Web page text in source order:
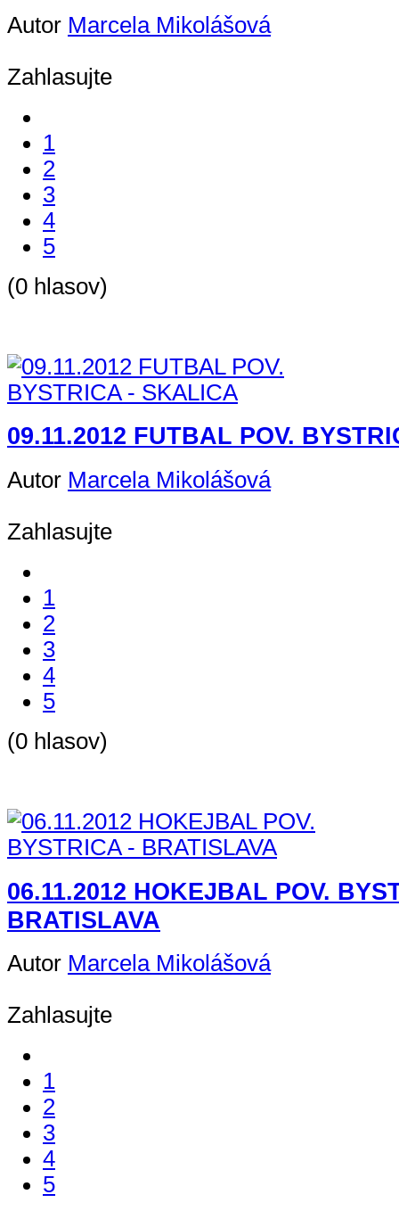
Autor Marcela Mikolášová
Zahlasujte
1
2
3
4
5
(0 hlasov)
09.11.2012 FUTBAL POV.
Autor Marcela Mikolášová
Zahlasujte
1
2
3
4
5
(0 hlasov)
06.11.2012 HOKEJBAL POV.
BRATISLAVA
Autor Marcela Mikolášová
Zahlasujte
1
2
3
4
5